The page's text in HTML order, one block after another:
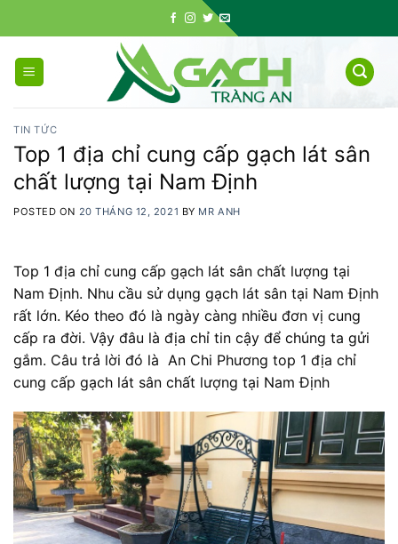
to
content
TIN TỨC
Top 1 địa chỉ cung cấp gạch lát sân
chất lượng tại Nam Định
POSTED ON 20 THÁNG 12, 2021 BY MR ANH
Top 1 địa chỉ cung cấp gạch lát sân chất lượng tại
Nam Định. Nhu cầu sử dụng gạch lát sân tại Nam Định
rất lớn. Kéo theo đó là ngày càng nhiều đơn vị cung
cấp ra đời. Vậy đâu là địa chỉ tin cậy để chúng ta gửi
gắm. Câu trả lời đó là An Chi Phương top 1 địa chỉ
cung cấp gạch lát sân chất lượng tại Nam Định